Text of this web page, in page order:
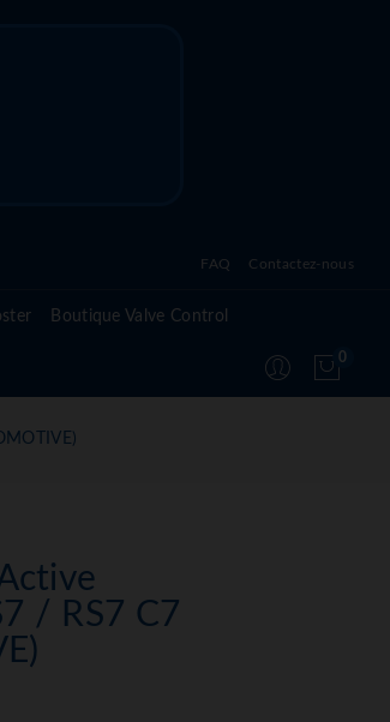
FAQ
sur l'active valve control
Contactez-nous
Boutique Valve Control
0
/ RS7 C7